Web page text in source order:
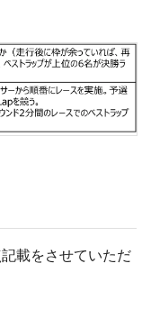
載をさせていただ